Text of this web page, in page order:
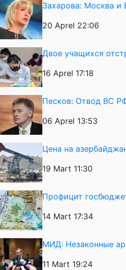
Захарова: Москва и
20 Aprel 22:06
Двое учащихся
16 Aprel 17:18
Песков: Отвод ВС
06 Aprel 13:53
Цена на
19 Mart 11:30
Профицит
14 Mart 17:34
МИД: Незаконные
11 Mart 19:24